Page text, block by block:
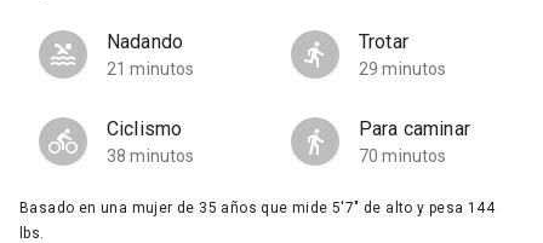
Nadando
21 minutos
Trotar
29 minutos
Ciclismo
38 minutos
Para caminar
70 minutos
Basado en una mujer de 35 años que mide 5'7" de alto y pesa 144
lbs.